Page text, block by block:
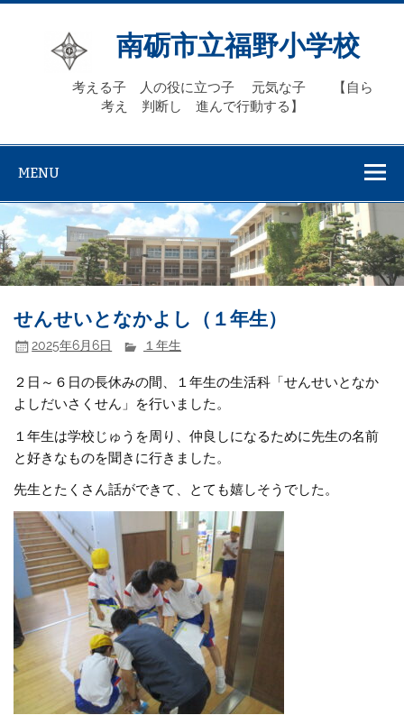
Skip
南砺市立福野小学校
考える子 人の役に立つ子 元気な子 【自ら
考え 判断し 進んで行動する】
MENU
せんせいとなかよし（１年生）
2025年6月6日 １年生
２日～６日の長休みの間、１年生の生活科「せんせいとなか
よしだいさくせん」を行いました。
１年生は学校じゅうを周り、仲良しになるために先生の名前
と好きなものを聞きに行きました。
先生とたくさん話ができて、とても嬉しそうでした。